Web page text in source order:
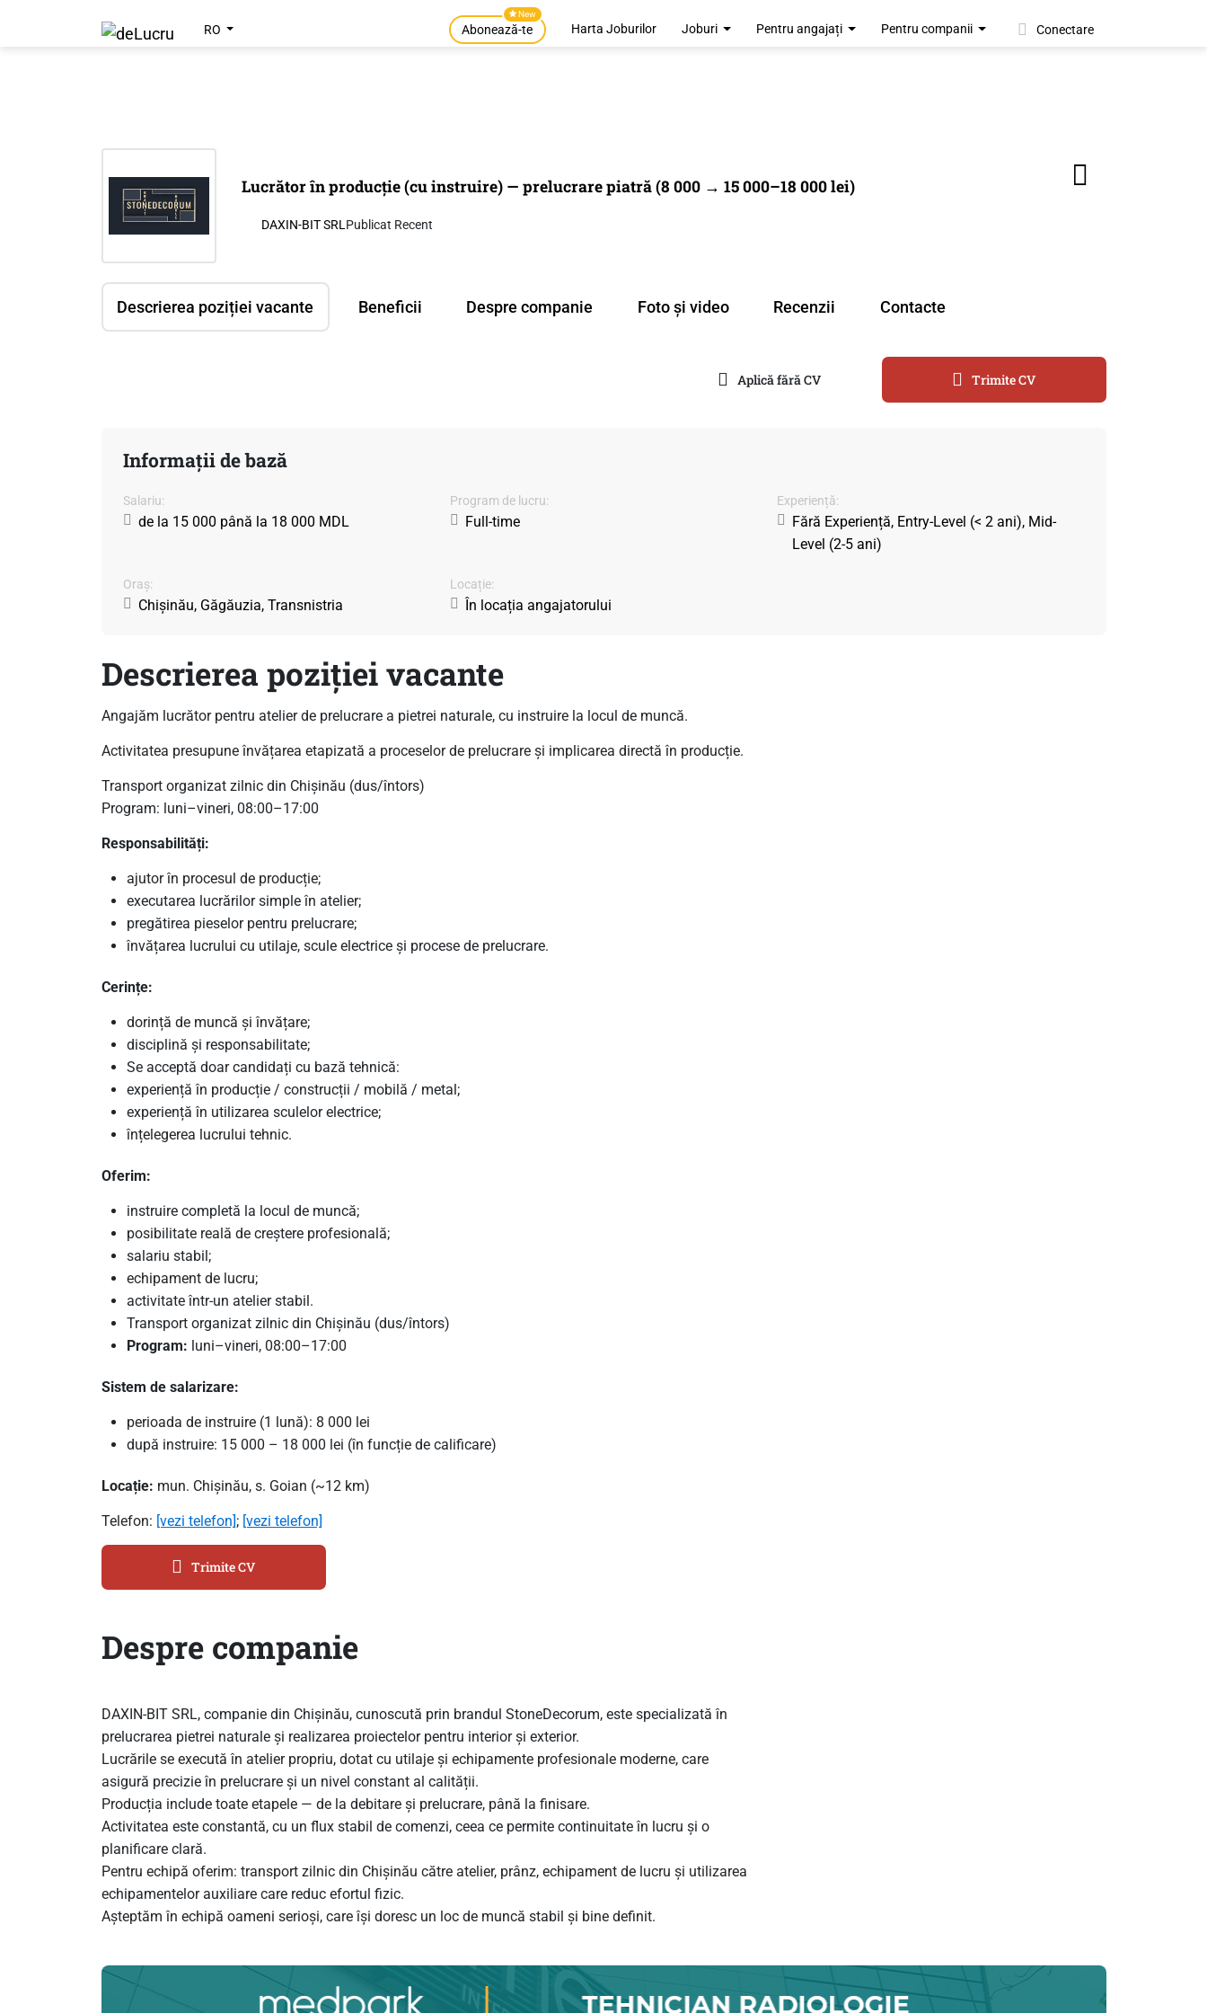
RO
New
Abonează-te Harta Joburilor Joburi Pentru angajați Pentru companii Conectare
Lucrător în producție (cu instruire) — prelucrare piatră (8 000 → 15 000–18 000 lei)
DAXIN-BIT SRL Publicat Recent
Descrierea poziției vacante Beneficii Despre companie Foto și video Recenzii Contacte
Aplică fără CV Trimite CV
Informații de bază
Salariu:
de la 15 000 până la 18 000 MDL
Program de lucru:
Full-time
Experiență:
Fără Experiență, Entry-Level (< 2 ani), Mid-
Level (2-5 ani)
Oraș:
Chișinău, Găgăuzia, Transnistria
Locație:
În locația angajatorului
Descrierea poziției vacante
Angajăm lucrător pentru atelier de prelucrare a pietrei naturale, cu instruire la locul de muncă.
Activitatea presupune învățarea etapizată a proceselor de prelucrare și implicarea directă în producție.
Transport organizat zilnic din Chișinău (dus/întors)
Program: luni–vineri, 08:00–17:00
Responsabilități:
ajutor în procesul de producție;
executarea lucrărilor simple în atelier;
pregătirea pieselor pentru prelucrare;
învățarea lucrului cu utilaje, scule electrice și procese de prelucrare.
Cerințe:
dorință de muncă și învățare;
disciplină și responsabilitate;
Se acceptă doar candidați cu bază tehnică:
experiență în producție / construcții / mobilă / metal;
experiență în utilizarea sculelor electrice;
înțelegerea lucrului tehnic.
Oferim:
instruire completă la locul de muncă;
posibilitate reală de creștere profesională;
salariu stabil;
echipament de lucru;
activitate într-un atelier stabil.
Transport organizat zilnic din Chișinău (dus/întors)
Program: luni–vineri, 08:00–17:00
Sistem de salarizare:
perioada de instruire (1 lună): 8 000 lei
după instruire: 15 000 – 18 000 lei (în funcție de calificare)
Locație: mun. Chișinău, s. Goian (~12 km)
Telefon: [vezi telefon]; [vezi telefon]
Trimite CV
Despre companie
DAXIN-BIT SRL, companie din Chișinău, cunoscută prin brandul StoneDecorum, este specializată în
prelucrarea pietrei naturale și realizarea proiectelor pentru interior și exterior.
Lucrările se execută în atelier propriu, dotat cu utilaje și echipamente profesionale moderne, care
asigură precizie în prelucrare și un nivel constant al calității.
Producția include toate etapele — de la debitare și prelucrare, până la finisare.
Activitatea este constantă, cu un flux stabil de comenzi, ceea ce permite continuitate în lucru și o
planificare clară.
Pentru echipă oferim: transport zilnic din Chișinău către atelier, prânz, echipament de lucru și utilizarea
echipamentelor auxiliare care reduc efortul fizic.
Așteptăm în echipă oameni serioși, care își doresc un loc de muncă stabil și bine definit.